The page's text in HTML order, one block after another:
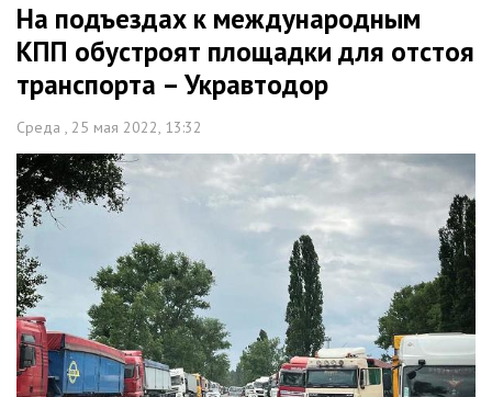
На подъездах к международным
КПП обустроят площадки для отстоя
транспорта – Укравтодор
Среда , 25 мая 2022, 13:32